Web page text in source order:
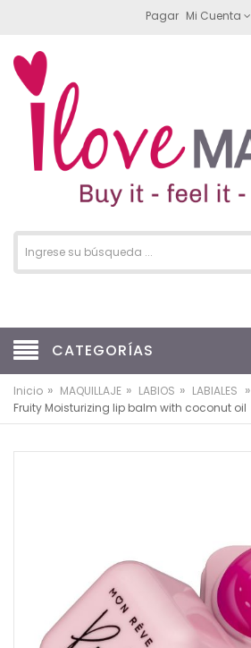
Pagar Mi Cuenta
CATEGORÍAS
Inicio » MAQUILLAJE » LABIOS » LABIALES »
Fruity Moisturizing lip balm with coconut oil